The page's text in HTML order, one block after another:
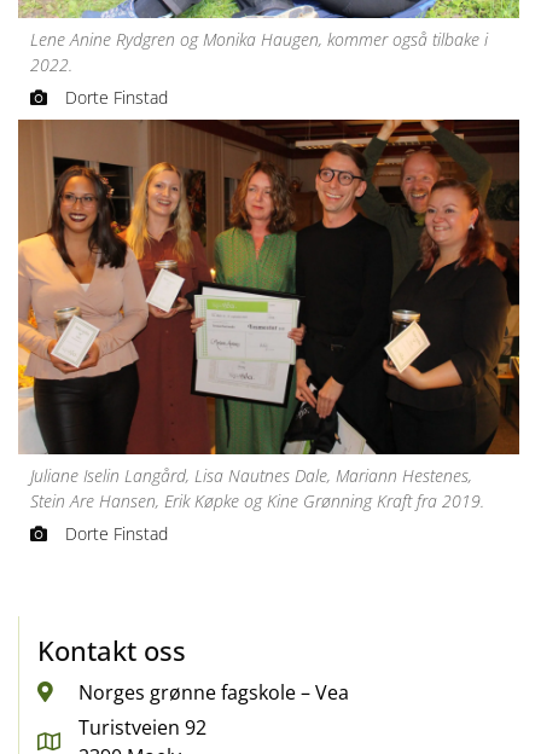
Lene Anine Rydgren og Monika Haugen, kommer også tilbake i
2022.
Dorte Finstad
Juliane Iselin Langård, Lisa Nautnes Dale, Mariann Hestenes,
Stein Are Hansen, Erik Køpke og Kine Grønning Kraft fra 2019.
Dorte Finstad
Kontakt oss
Norges grønne fagskole – Vea
Turistveien 92